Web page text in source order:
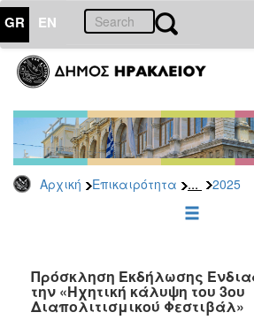
GR EN
Αρχική Επικαιρότητα ... 2025
ΕΠΙΚΑΙΡΟΤΗΤΑ
-
Δημοπρασίες
Αρχείο
2026
2022
Πρόσκληση Εκδήλωσης
την «Ηχητική κάλυψη του 3ου
Διαπολιτισμικού Φεστιβάλ»